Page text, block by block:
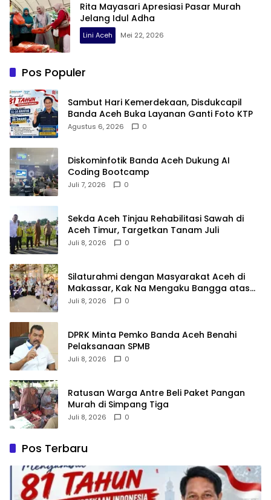
Rita Mayasari Apresiasi Pasar Murah
Jelang Idul Adha
Lini Aceh Mei 22, 2026
Pos Populer
Sambut Hari Kemerdekaan, Disdukcapil
Banda Aceh Buka Layanan Ganti Foto KTP
Agustus 6, 2026 0
Diskominfotik Banda Aceh Dukung AI
Coding Bootcamp
Juli 7, 2026 0
Sekda Aceh Tinjau Rehabilitasi Sawah di
Aceh Timur, Targetkan Tanam Juli
Juli 8, 2026 0
Silaturahmi dengan Masyarakat Aceh di
Makassar, Kak Na Mengaku Bangga atas
Kekompakan Perantau Aceh
Juli 8, 2026 0
DPRK Minta Pemko Banda Aceh Benahi
Pelaksanaan SPMB
Juli 8, 2026 0
Ratusan Warga Antre Beli Paket Pangan
Murah di Simpang Tiga
Juli 8, 2026 0
Pos Terbaru